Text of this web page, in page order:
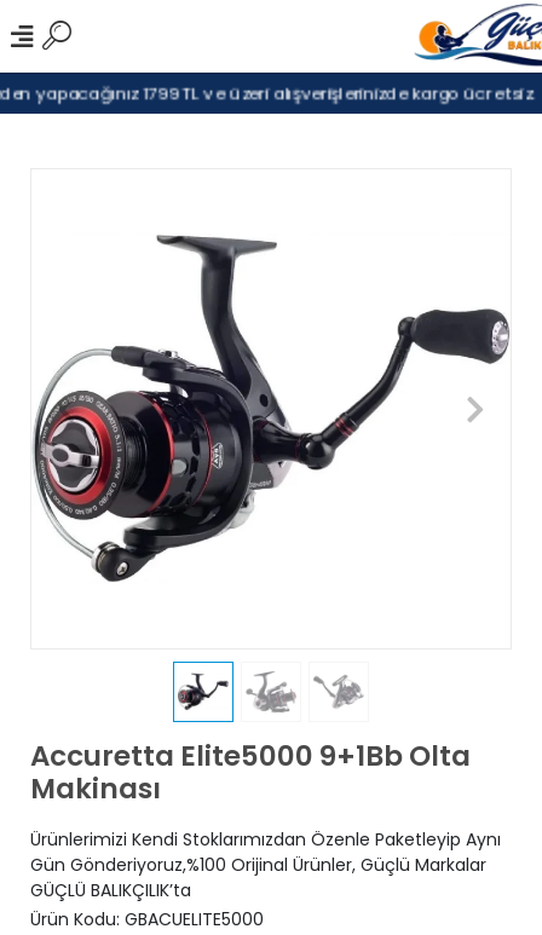
yapacağınız 1799TL ve üzeri alışverişlerinizde kargo ücretsiz.
Accuretta Elite5000 9+1Bb Olta
Makinası
Ürünlerimizi Kendi Stoklarımızdan Özenle Paketleyip Aynı
Gün Gönderiyoruz,%100 Orijinal Ürünler, Güçlü Markalar
GÜÇLÜ BALIKÇILIK’ta
Ürün Kodu: GBACUELITE5000